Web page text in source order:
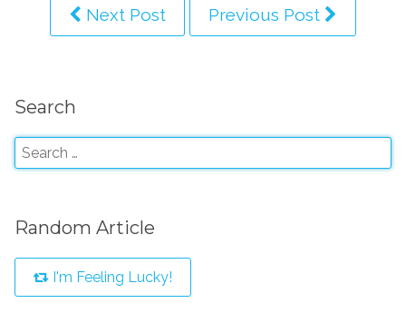
Next Post Previous Post
Search
Random Article
I'm Feeling Lucky!